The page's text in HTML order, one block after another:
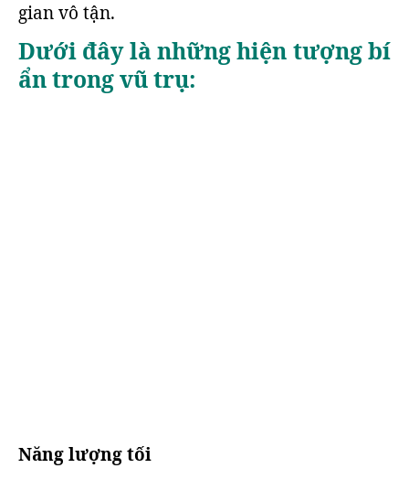
gian vô tận.
Dưới đây là những hiện tượng bí
ẩn trong vũ trụ:
Năng lượng tối